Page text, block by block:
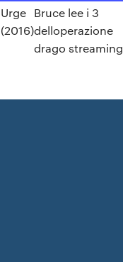
Urge
(2016)
Bruce lee i 3
delloperazione
drago streaming